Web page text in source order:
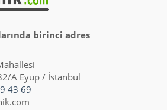
birinci adres
A Eyüp / İstanbul
43 69